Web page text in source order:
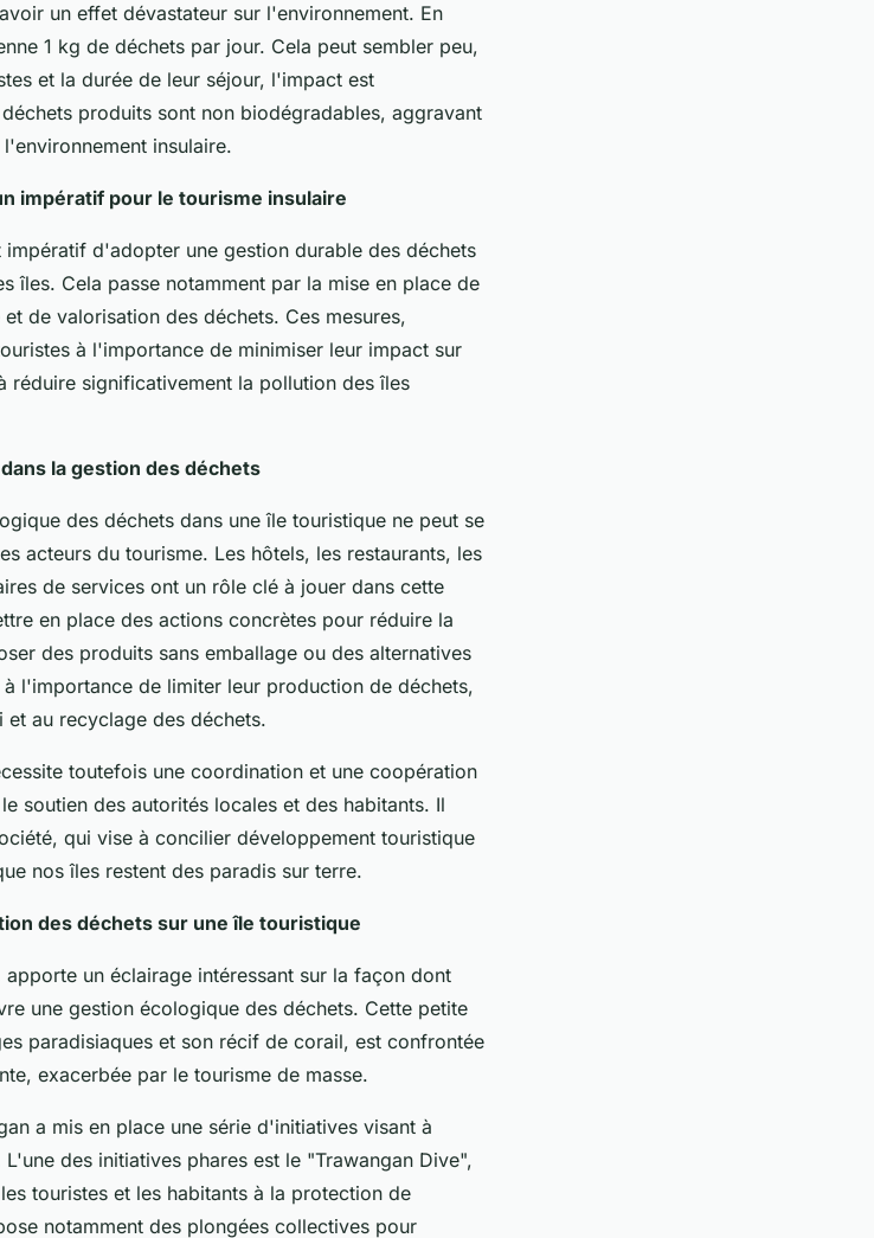
un effet dévastateur sur l'environnement. En
1 kg de déchets par jour. Cela peut sembler peu,
et la durée de leur séjour, l'impact est
produits sont non biodégradables, aggravant
insulaire.
impératif pour le tourisme insulaire
d'adopter une gestion durable des déchets
îles. Cela passe notamment par la mise en place de
de valorisation des déchets. Ces mesures,
à l'importance de minimiser leur impact sur
réduire significativement la pollution des îles
la gestion des déchets
des déchets dans une île touristique ne peut se
acteurs du tourisme. Les hôtels, les restaurants, les
de services ont un rôle clé à jouer dans cette
en place des actions concrètes pour réduire la
des produits sans emballage ou des alternatives
l'importance de limiter leur production de déchets,
au recyclage des déchets.
toutefois une coordination et une coopération
soutien des autorités locales et des habitants. Il
qui vise à concilier développement touristique
nos îles restent des paradis sur terre.
des déchets sur une île touristique
un éclairage intéressant sur la façon dont
une gestion écologique des déchets. Cette petite
paradisiaques et son récif de corail, est confrontée
exacerbée par le tourisme de masse.
a mis en place une série d'initiatives visant à
des initiatives phares est le "Trawangan Dive",
touristes et les habitants à la protection de
notamment des plongées collectives pour